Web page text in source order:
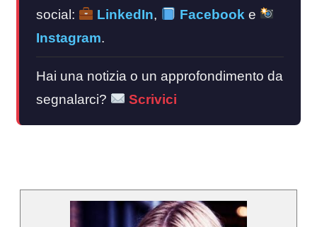
social:
LinkedIn, Facebook e
Instagram.
Hai una notizia o un approfondimento da
segnalarci?
Scrivici